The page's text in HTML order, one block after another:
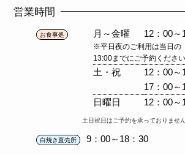
営業時間
お食事処 月～金曜 12：00～
※平日夜のご利用は当日の
13:00までにご予約ください
土・祝
12：00～
17：00～
日曜日
12：00～
土日祝日はご予約を承っておりません
白焼き直売所 9：00～18：30